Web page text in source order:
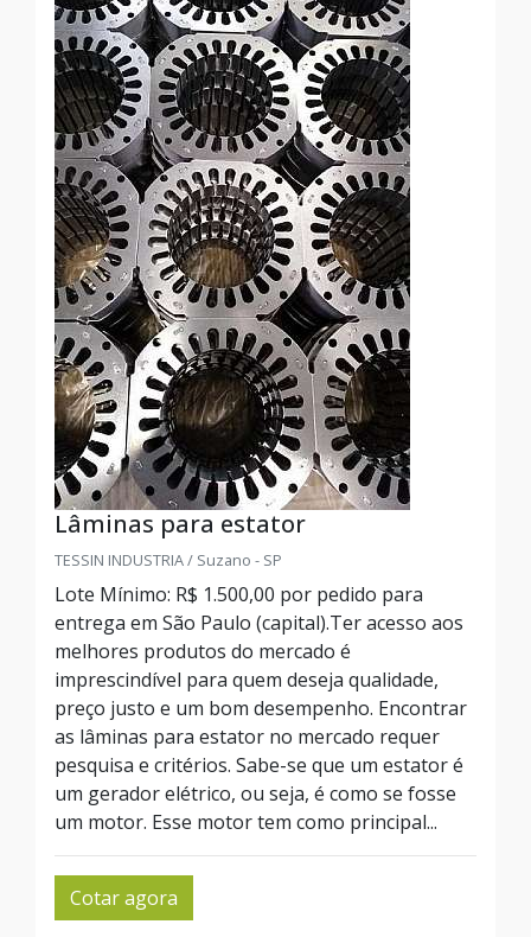
Lâminas para estator
TESSIN INDUSTRIA / Suzano - SP
Lote Mínimo: R$ 1.500,00 por pedido para
entrega em São Paulo (capital).Ter acesso aos
melhores produtos do mercado é
imprescindível para quem deseja qualidade,
preço justo e um bom desempenho. Encontrar
as lâminas para estator no mercado requer
pesquisa e critérios. Sabe-se que um estator é
um gerador elétrico, ou seja, é como se fosse
um motor. Esse motor tem como principal...
Cotar agora